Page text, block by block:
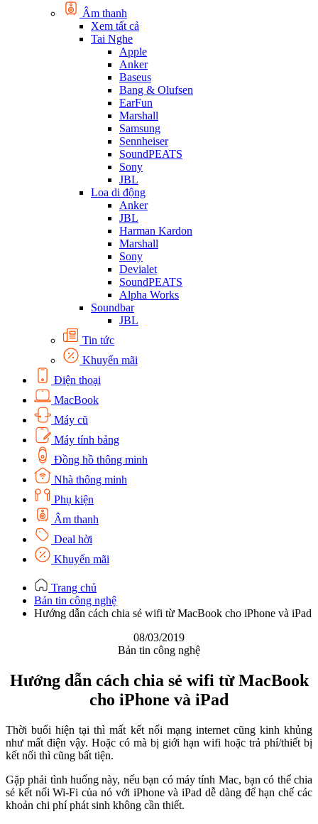
Âm thanh
Xem tất cả
Tai Nghe
Apple
Anker
Baseus
Bang & Olufsen
EarFun
Marshall
Samsung
Sennheiser
SoundPEATS
Sony
JBL
Loa di động
Anker
JBL
Harman Kardon
Marshall
Sony
Devialet
SoundPEATS
Alpha Works
Soundbar
JBL
Tin tức
Khuyến mãi
Điện thoại
MacBook
Máy cũ
Máy tính bảng
Đồng hồ thông minh
Nhà thông minh
Phụ kiện
Âm thanh
Deal hời
Khuyến mãi
Trang chủ
Bản tin công nghệ
Hướng dẫn cách chia sẻ wifi từ MacBook cho iPhone và iPad
08/03/2019
Bản tin công nghệ
Hướng dẫn cách chia sẻ wifi từ MacBook
cho iPhone và iPad
Thời buổi hiện tại thì mất kết nối mạng internet cũng kinh khủng
như mất điện vậy. Hoặc có mà bị giới hạn wifi hoặc trả phí/thiết bị
kết nối thì cũng bất tiện.
Gặp phải tình huống này, nếu bạn có máy tính Mac, bạn có thể chia
sẻ kết nối Wi-Fi của nó với iPhone và iPad dễ dàng để hạn chế các
khoản chi phí phát sinh không cần thiết.